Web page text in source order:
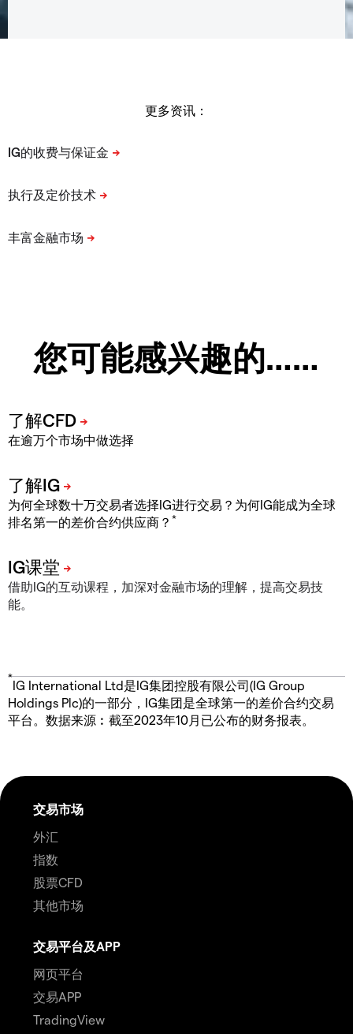
更多资讯：
您可能感兴趣的……
在逾万个市场中做选择
为何全球数十万交易者选择IG进行交易？为何IG能成为全球
排名第一的差价合约供应商？ *
借助IG的互动课程，加深对金融市场的理解，提高交易技
能。
*
IG International Ltd是IG集团控股有限公司(IG Group
Holdings Plc)的一部分，IG集团是全球第一的差价合约交易
平台。数据来源︰截至2023年10月已公布的财务报表。
交易市场
外汇
指数
股票CFD
其他市场
交易平台及APP
网页平台
交易APP
TradingView